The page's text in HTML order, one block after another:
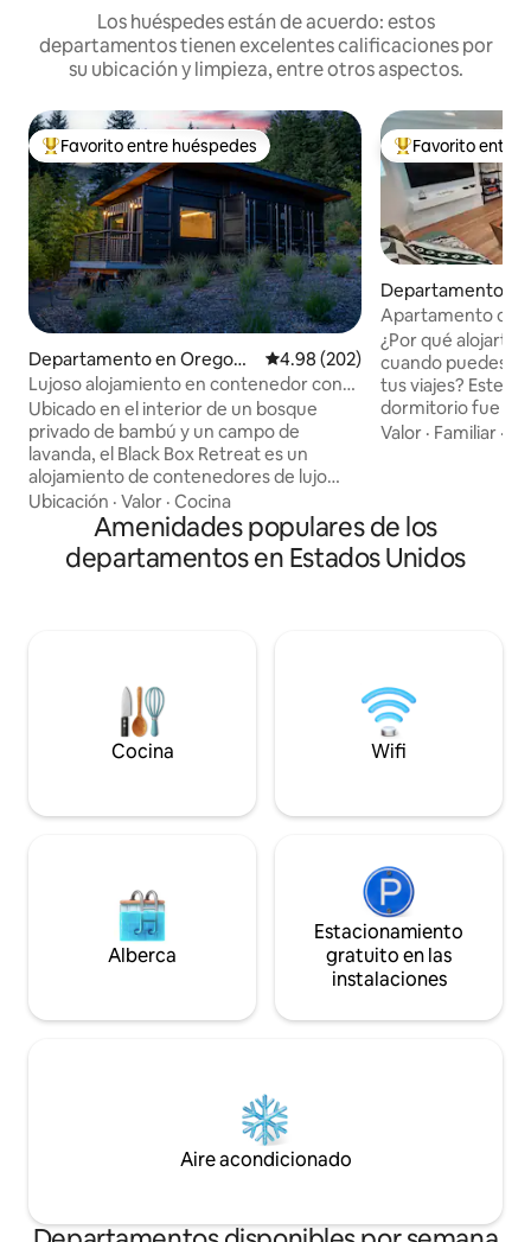
Los huéspedes están de acuerdo: estos
departamentos tienen excelentes calificaciones por
su ubicación y limpieza, entre otros aspectos.
De los mejores en Favorito entre huéspedes
Favorito entre huéspedes
Departamento en Oregon
City
Calificación promedio: 4.98 de
4.98 (202)
Lujoso alojamiento en contenedor con
bambú y lavanda y vistas
Ubicado en el interior de un bosque
privado de bambú y un campo de
lavanda, el Black Box Retreat es un
alojamiento de contenedores de lujo
completamente nuevo con vistas
panorámicas al valle. Desde su terraza
privada y su brasero, observe cómo los
colibríes anidan en el bambú, los ciervos
exclusivo; ideal para parejas, viajeros
solitarios o grupos de hasta 3 personas.
A pocos kilómetros en auto hay rutas de
Ubicación · Valor · Cocina
De los mejores
Favorito entre
Departamento
Apartamento de
confort de lujo
¿Por qué alojarte
cuando puedes
tus viajes? Este
dormitorio fue
de elegancia y
enorme ducha a
separado con
(cama de día
largas, wifi y
Valor · Familiar ·
Amenidades populares de los
departamentos en Estados Unidos
Cocina Wifi
Alberca
Estacionamiento
gratuito en las
instalaciones
Aire acondicionado